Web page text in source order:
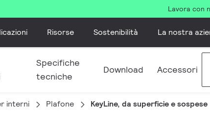
Lavora con
Risorse Sostenibilità La nostra
Specifiche
tecniche
Download Accessori
interni Plafone KeyLine, da superficie e sospese